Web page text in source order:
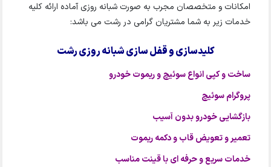
امکانات و متخصصان مجرب به صورت شبانه روزی آماده ارائه کلیه
خدمات زیر به شما مشتریان گرامی در رشت می باشد:
کلیدسازی و قفل سازی شبانه روزی رشت
ساخت و کپی انواع سوئیچ و ریموت خودرو
پروگرام سوئیچ
بازگشایی خودرو بدون آسیب
تعمیر و تعویض قاب و دکمه ریموت
خدمات سریع و حرفه ای با قینت مناسب